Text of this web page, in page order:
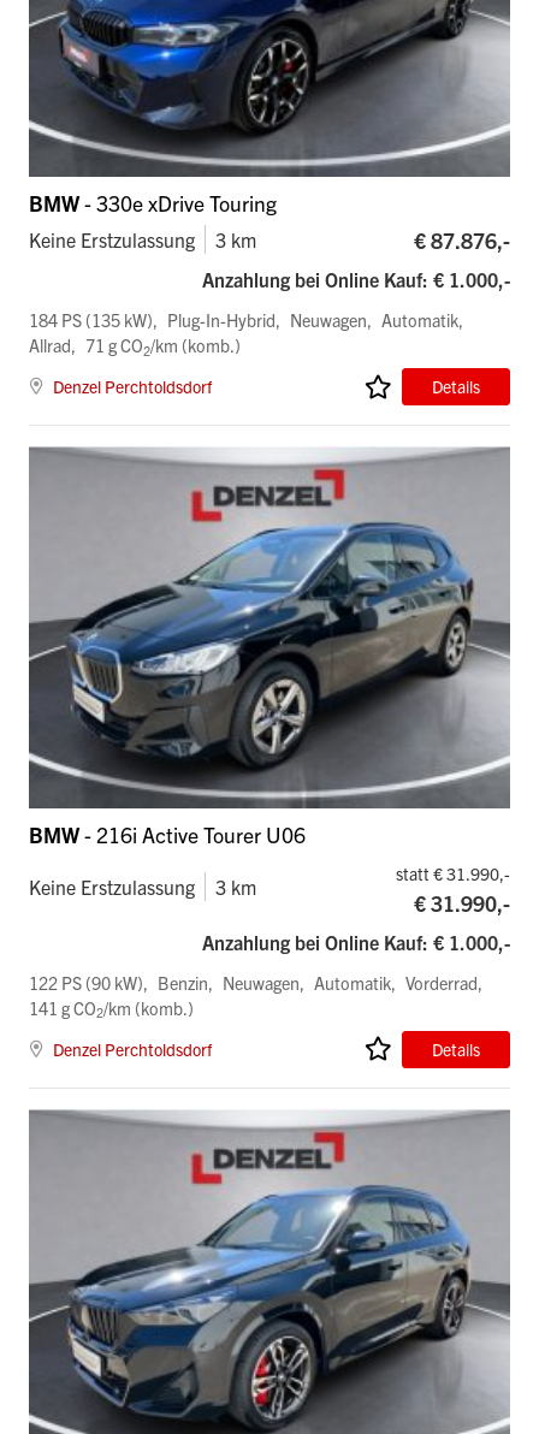
BMW- 330e xDrive Touring
Keine Erstzulassung 3 km € 87.876,-
Anzahlung bei Online Kauf: € 1.000,-
184 PS (135 kW) Plug-In-Hybrid Neuwagen
Automatik
Allrad
71 g CO2/km (komb.)
Denzel Perchtoldsdorf
Details
BMW- 216i Active Tourer U06
Keine Erstzulassung 3 km
statt € 31.990,-
€ 31.990,-
Anzahlung bei Online Kauf: € 1.000,-
122 PS (90 kW) Benzin Neuwagen Automatik
Vorderrad
141 g CO2/km (komb.)
Denzel Perchtoldsdorf
Details